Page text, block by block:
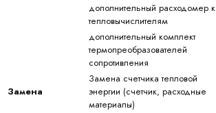
дополнительный расходомер к
тепловычислителям
дополнительный комплект
термопреобразователей
сопротивления
Замена
Замена счетчика тепловой
энергии (счетчик, расходные
материалы)